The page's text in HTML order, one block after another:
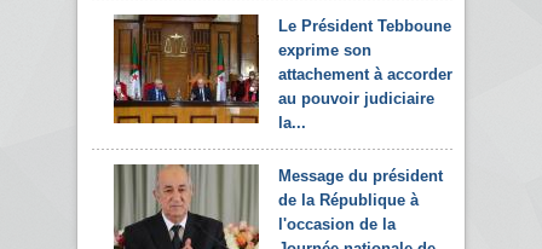
Le Président Tebboune
exprime son
attachement à accorder
au pouvoir judiciaire
la...
Message du président
de la République à
l'occasion de la